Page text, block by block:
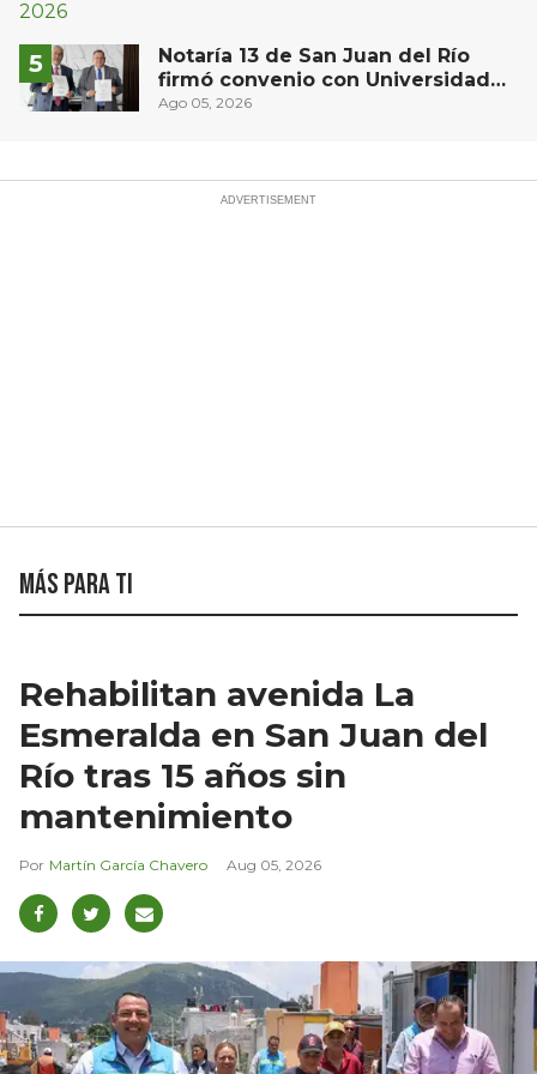
Notaría 13 de San Juan del Río
firmó convenio con Universidad
del Bajío para recibir estudiantes
Ago 05, 2026
Más para ti
Rehabilitan avenida La
Esmeralda en San Juan del
Río tras 15 años sin
mantenimiento
Martín García Chavero Aug 05, 2026